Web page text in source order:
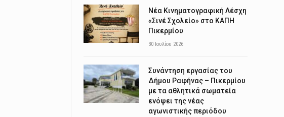
Νέα Κινηματογραφική Λέσχη
«Σινέ Σχολείο» στο ΚΑΠΗ
Πικερμίου
30 Ιουλίου 2026
Συνάντηση εργασίας του
Δήμου Ραφήνας – Πικερμίου
με τα αθλητικά σωματεία
ενόψει της νέας
αγωνιστικής περιόδου